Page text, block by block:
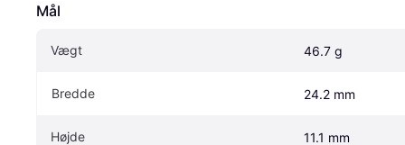
Mål
Vægt 46.7 g
Bredde 24.2 mm
Højde 11.1 mm